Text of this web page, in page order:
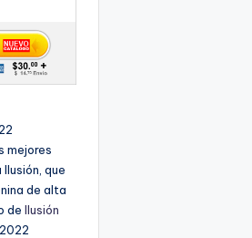
mejores
que
de alta
de Ilusión